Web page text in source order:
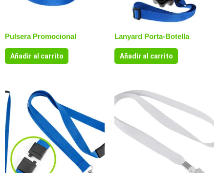
Pulsera Promocional
Añadir al carrito
Lanyard Porta-Botella
Añadir al carrito